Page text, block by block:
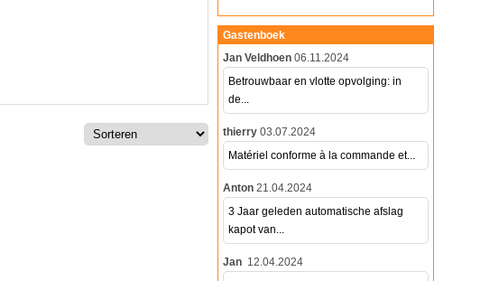
Gastenboek
Jan Veldhoen 06.11.2024
Betrouwbaar en vlotte opvolging: in
de...
thierry 03.07.2024
Matériel conforme à la commande et...
Anton 21.04.2024
3 Jaar geleden automatische afslag
kapot van...
Jan 12.04.2024